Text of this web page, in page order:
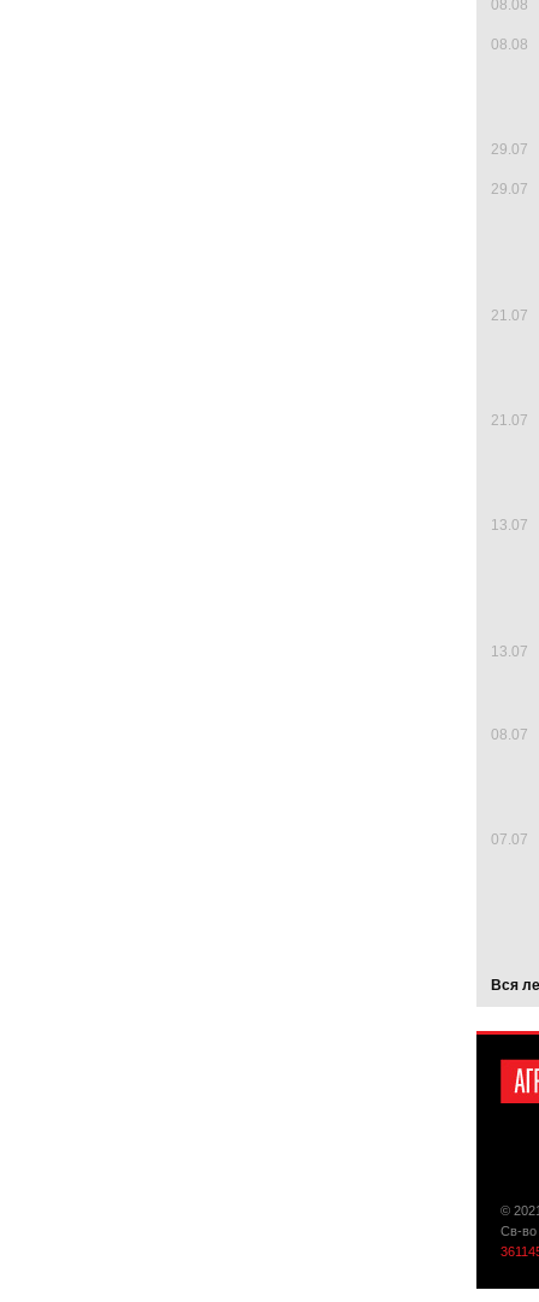
08.08
08.08
29.07
29.07
21.07
21.07
13.07
13.07
08.07
07.07
Вся
©
Св-во